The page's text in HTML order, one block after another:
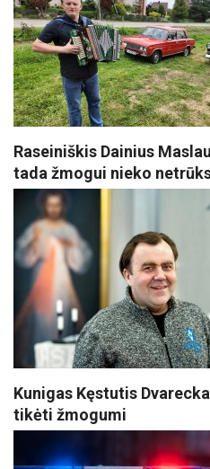
Raseiniškis Dainius
tada žmogui nieko
Kunigas Kęstutis
tikėti žmogumi